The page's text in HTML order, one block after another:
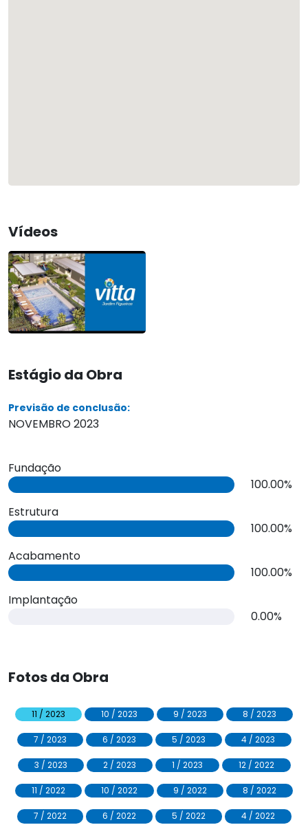
Vídeos
Estágio da Obra
Previsão de conclusão:
NOVEMBRO 2023
Fundação
100.00%
Estrutura
100.00%
Acabamento
100.00%
Implantação
0.00%
Fotos da Obra
11 / 2023 10 / 2023 9 / 2023 8 / 2023
7 / 2023 6 / 2023 5 / 2023 4 / 2023
3 / 2023 2 / 2023 1 / 2023 12 / 2022
11 / 2022 10 / 2022 9 / 2022 8 / 2022
7 / 2022 6 / 2022 5 / 2022 4 / 2022